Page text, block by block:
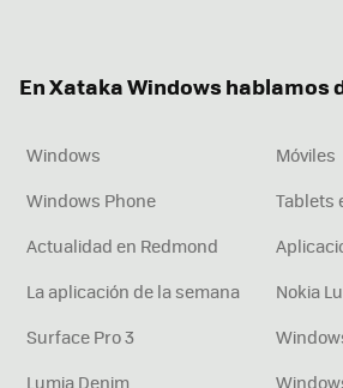
En Xataka Windows hablamos
Windows
Móviles
Windows Phone
Tablets
Actualidad en Redmond
La aplicación de la semana
Nokia
Surface Pro 3
Lumia Denim